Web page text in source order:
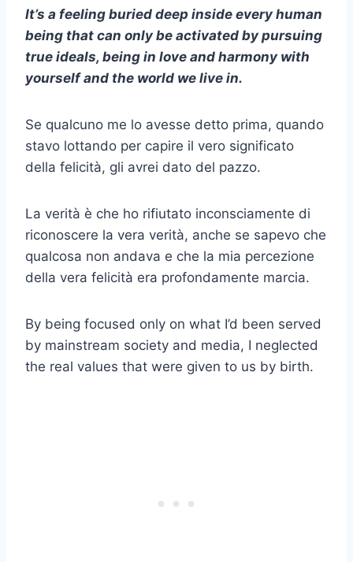
It’s a feeling buried deep inside every human
being that can only be activated by pursuing
true ideals, being in love and harmony with
yourself and the world we live in.
Se qualcuno me lo avesse detto prima, quando
stavo lottando per capire il vero significato
della felicità, gli avrei dato del pazzo.
La verità è che ho rifiutato inconsciamente di
riconoscere la vera verità, anche se sapevo che
qualcosa non andava e che la mia percezione
della vera felicità era profondamente marcia.
By being focused only on what I’d been served
by mainstream society and media, I neglected
the real values that were given to us by birth.